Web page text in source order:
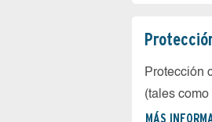
Protección
(tales
MÁS